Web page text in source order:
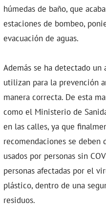
húmedas de baño, que
estaciones de bombeo,
evacuación de aguas.
Además se ha detectado
utilizan para la prevención
manera correcta. De esta
como el Ministerio de
en las calles, ya que
recomendaciones se
usados por personas sin
personas afectadas por el
plástico, dentro de una
residuos.